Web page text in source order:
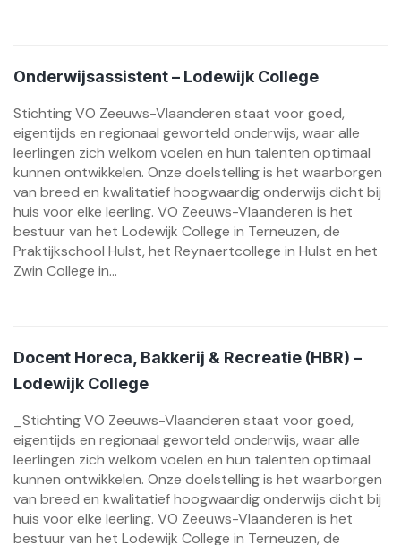
Onderwijsassistent – Lodewijk College
Stichting VO Zeeuws-Vlaanderen staat voor goed,
eigentijds en regionaal geworteld onderwijs, waar alle
leerlingen zich welkom voelen en hun talenten optimaal
kunnen ontwikkelen. Onze doelstelling is het waarborgen
van breed en kwalitatief hoogwaardig onderwijs dicht bij
huis voor elke leerling. VO Zeeuws-Vlaanderen is het
bestuur van het Lodewijk College in Terneuzen, de
Praktijkschool Hulst, het Reynaertcollege in Hulst en het
Zwin College in...
Docent Horeca, Bakkerij & Recreatie (HBR) –
Lodewijk College
_Stichting VO Zeeuws-Vlaanderen staat voor goed,
eigentijds en regionaal geworteld onderwijs, waar alle
leerlingen zich welkom voelen en hun talenten optimaal
kunnen ontwikkelen. Onze doelstelling is het waarborgen
van breed en kwalitatief hoogwaardig onderwijs dicht bij
huis voor elke leerling. VO Zeeuws-Vlaanderen is het
bestuur van het Lodewijk College in Terneuzen, de